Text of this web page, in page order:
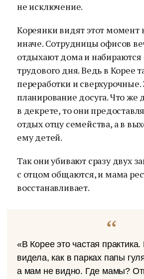
не исключение.
Кореянки видят этот момент
иначе. Сотрудницы офисов
отдыхают дома и набираются
трудового дня. Ведь в Корее
переработки и
планирование досуга. Что же
в декрете, то они
отдых отцу семейства, а в
ему детей.
Так они убивают сразу двух
с отцом общаются, и мама
восстанавливает.
«В Корее это частая
видела, как в парках папы
а мам не видно. Где мамы?